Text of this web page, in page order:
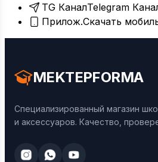
TG КаналTelegram
Прилож.Скачать
MEKTEPFORMA
Специализированный магазин
и аксессуаров. Качество,